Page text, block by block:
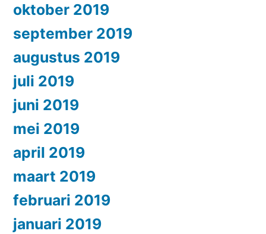
oktober 2019
september 2019
augustus 2019
juli 2019
juni 2019
mei 2019
april 2019
maart 2019
februari 2019
januari 2019